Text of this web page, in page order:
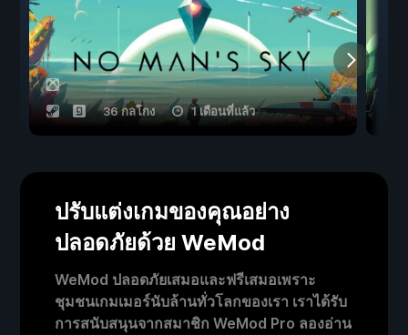
36 กลโกง 1 เดือนที่แล้ว
ปรับแต่งเกมของคุณอย่าง
ปลอดภัยด้วย WeMod
WeMod ปลอดภัยเสมอและฟรีเสมอเพราะ
ชุมชนเกมเมอร์นับล้านทั่วโลกของเรา เราได้รับ
การสนับสนุนจากสมาชิก WeMod Pro ลองอ่าน